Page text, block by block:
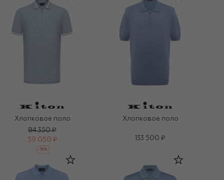
Хлопковое поло
84 350 ₽
59 050 ₽
-30%
Хлопковое поло
133 500 ₽